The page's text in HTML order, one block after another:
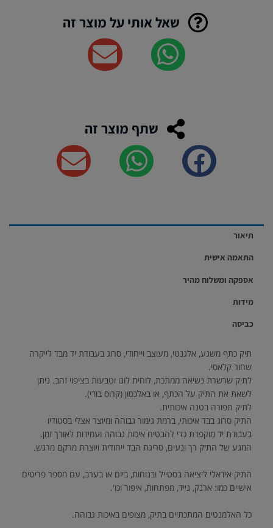
שאל אותי על מוצר זה
שתף מוצר זה
תיאור
התאמה אישית
אספקה ומשלוח מהיר
מידות
כביסה
תיק כתף משגע, אלגנטי, מעוצב וייחודי, סרוג בעבודת יד מבד לייקרה
שחור קלאסי.
לתיק שרשרת נשיאה ממתכת, לוחית לוגו וטבעות בציפוי זהב. ניתן
לשאת את התיק על הכתף, או באלכסון (קרוס בודי).
לתיק תפורה בטנה איכותית.
התיק סרוג בבד איכותי, ברמת גימור גבוהה ומיוצר אצלי בסטודיו
בעבודת יד מוקפדת כדי להבטיח איכות גבוהה ועמידות לאורך זמן.
המגע של התיק רך ונעים, סריגת הבד ייחודית ויוצרת מרקם מרגש.
התיק אידאלי ליציאה בסטייל ובנוחות, ביום או בערב, עם מספר פריטים
אישיים כמו: ארנק, נייד, מפתחות, איפור וכו'.
כל האלמנטים המתכתיים בתיק, מצופים באיכות גבוהה.